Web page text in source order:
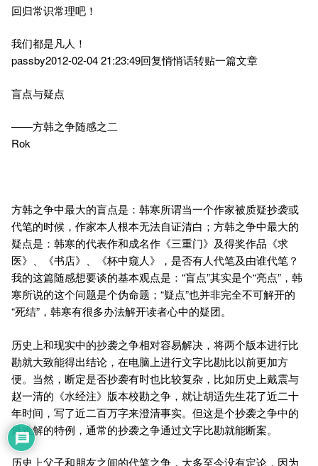
回归常识常理吧！
我们都是凡人！
passby2012-02-04 21:23:49回复悄悄话转贴一篇文章
盲点与疑点
——方韩之争随感之二
Rok
方韩之争中最大的盲点是：韩寒所谓当一个作家被质疑抄袭或
代笔的时候，作家本人根本无法自证清白；方韩之争中最大的
疑点是：韩寒的代表作和成名作《三重门》及得奖作品《求
医》、《书店》、《杯中窥人》，是否有人代笔及由谁代笔？
我的这篇随感想要谈的基本观点是：“盲点”其实是个“亮点”，韩
寒所说的这个问题是个伪命题；“疑点”也并非完全不可解开的
“死结”，韩寒有很多办法解开读者心中的疑团。
历史上和现实中的抄袭之争相对容易解决，将两个版本进行比
勘就大致能得出结论，在电脑上进行文字比勘比以前更加方
便。当然，断定是否抄袭有时也比较复杂，比如历史上戴震与
赵一清的《水经注》版本校勘之争，就让胡适先生花了近二十
年时间，写了近二百万字来澄清事实。但这是个抄袭之争中的
最难解的特例，通常的抄袭之争通过文字比勘就能断案。
历史上父子和朋友之间的代笔之争，大多至今没有定论，因为